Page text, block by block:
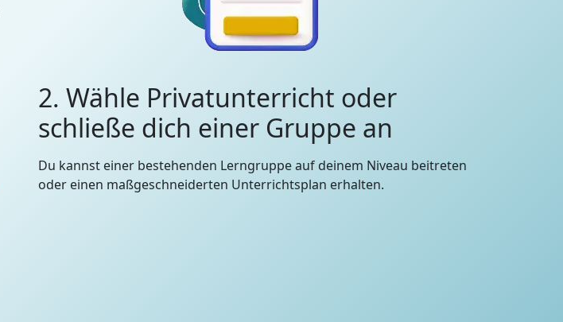
2. Wähle Privatunterricht oder
schließe dich einer Gruppe an
Du kannst einer bestehenden Lerngruppe auf deinem Niveau beitreten
oder einen maßgeschneiderten Unterrichtsplan erhalten.